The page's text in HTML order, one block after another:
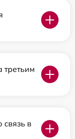
третьим
связь в